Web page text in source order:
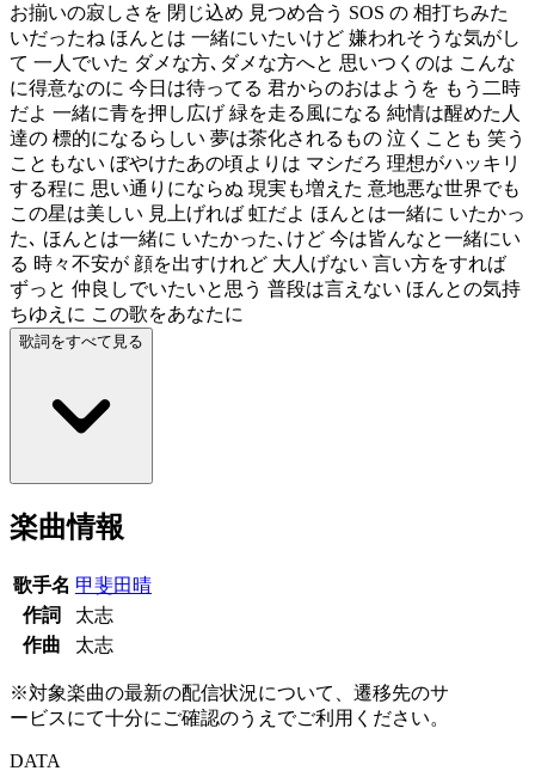
お揃いの寂しさを 閉じ込め 見つめ合う SOS の 相打ちみた
いだったね ほんとは 一緒にいたいけど 嫌われそうな気がし
て 一人でいた ダメな方､ダメな方へと 思いつくのは こんな
に得意なのに 今日は待ってる 君からのおはようを もう二時
だよ 一緒に青を押し広げ 緑を走る風になる 純情は醒めた人
達の 標的になるらしい 夢は茶化されるもの 泣くことも 笑う
こともない ぼやけたあの頃よりは マシだろ 理想がハッキリ
する程に 思い通りにならぬ 現実も増えた 意地悪な世界でも
この星は美しい 見上げれば 虹だよ ほんとは一緒に いたかっ
た､ ほんとは一緒に いたかった､けど 今は皆んなと一緒にい
る 時々不安が 顔を出すけれど 大人げない 言い方をすれば
ずっと 仲良しでいたいと思う 普段は言えない ほんとの気持
ちゆえに この歌をあなたに
歌詞をすべて見る
楽曲情報
歌手名 甲斐田晴
作詞
太志
作曲
太志
※対象楽曲の最新の配信状況について、遷移先のサ
ービスにて十分にご確認のうえでご利用ください。
DATA